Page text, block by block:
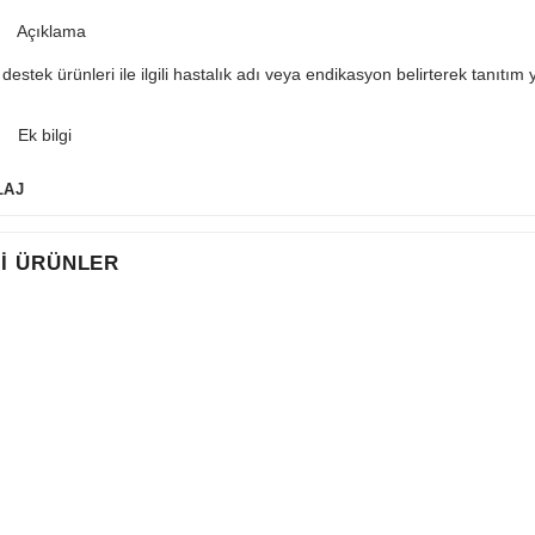
Açıklama
ürünleri ile ilgili hastalık adı veya endikasyon belirterek tanıtım
Ek bilgi
ÜRÜNLER